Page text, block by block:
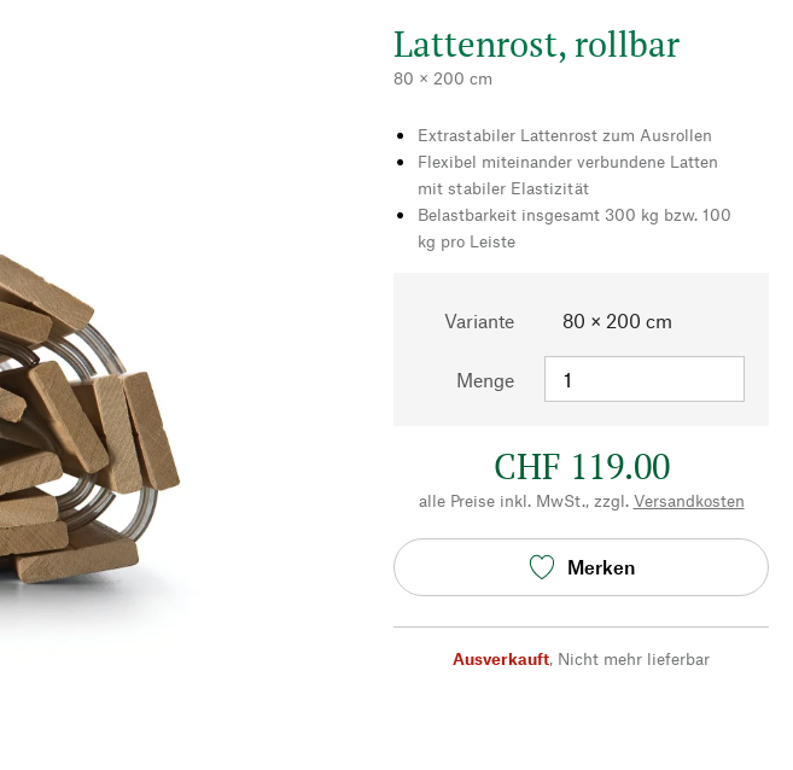
Lattenrost, rollbar
80 × 200 cm
Extrastabiler Lattenrost zum Ausrollen
Flexibel miteinander verbundene Latten
mit stabiler Elastizität
Belastbarkeit insgesamt 300 kg bzw. 100
kg pro Leiste
Variante 80 × 200 cm
Menge
CHF 119.00
alle Preise inkl. MwSt., zzgl. Versandkosten
Merken
Ausverkauft, Nicht mehr lieferbar